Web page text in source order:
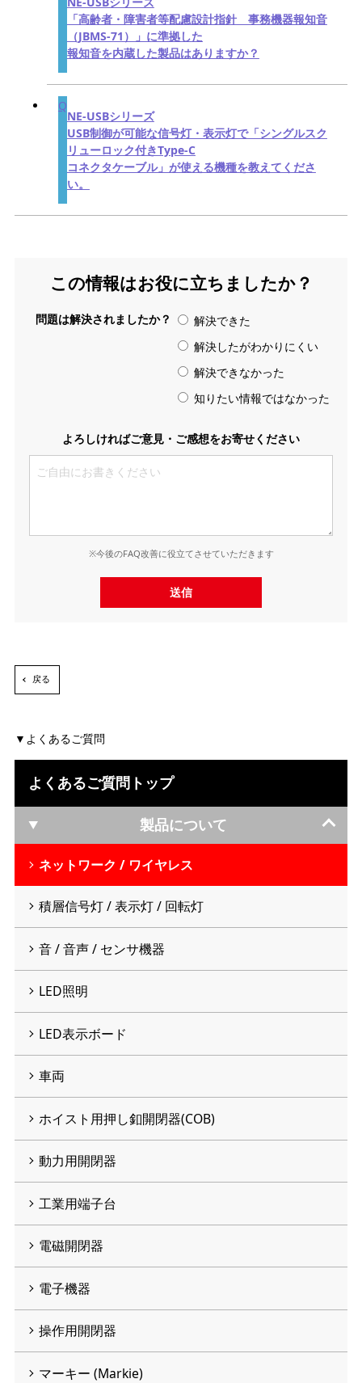
「高齢者・障害者等配慮設計指針 事務機器報知音
（JBMS-71）」に準拠した
報知音を内蔵した製品はありますか？
NE-USBシリーズ
USB制御が可能な信号灯・表示灯で「シングルスク
リューロック付きType-C
コネクタケーブル」が使える機種を教えてくださ
い。
この情報はお役に立ちましたか？
問題は解決されましたか？
解決できた
解決したがわかりにくい
解決できなかった
知りたい情報ではなかった
よろしければご意見・ご感想をお寄せください
※今後のFAQ改善に役立てさせていただきます
送信
戻る
よくあるご質問
よくあるご質問トップ
製品について
ネットワーク / ワイヤレス
積層信号灯 / 表示灯 / 回転灯
音 / 音声 / センサ機器
LED照明
LED表示ボード
車両
ホイスト用押し釦開閉器(COB)
動力用開閉器
工業用端子台
電磁開閉器
電子機器
操作用開閉器
マーキー (Markie)